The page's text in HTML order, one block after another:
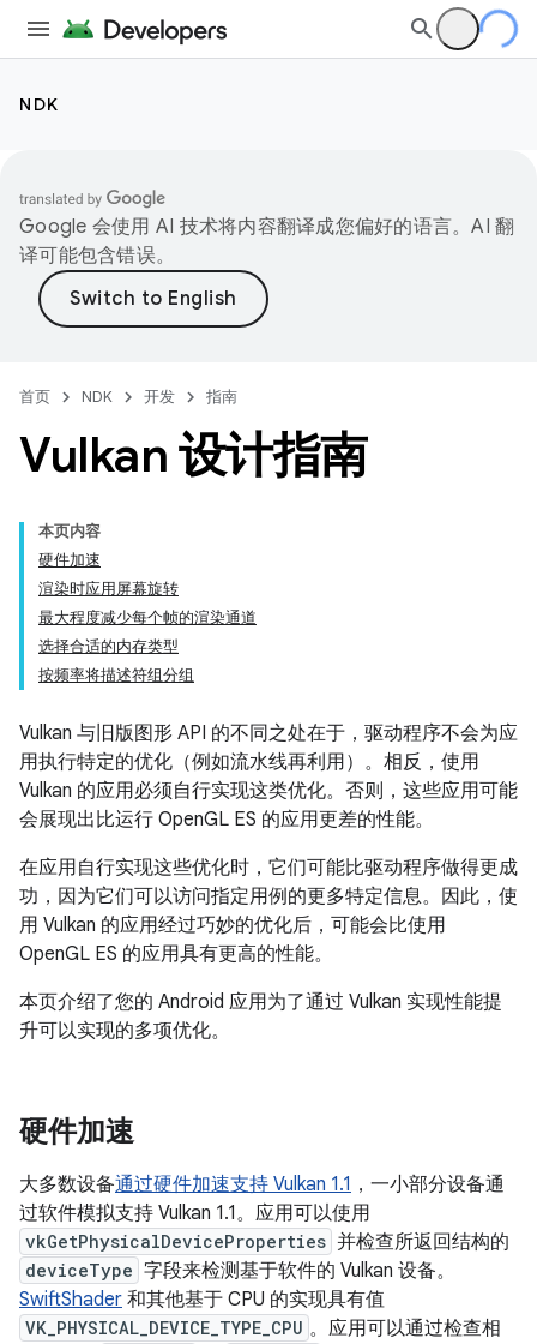
NDK
Google 会使用 AI 技术将内容翻译成您偏好的语言。AI 翻
译可能包含错误。
首页 NDK 开发 指南
Vulkan 设计指南
本页内容
硬件加速
渲染时应用屏幕旋转
最大程度减少每个帧的渲染通道
选择合适的内存类型
按频率将描述符组分组
Vulkan 与旧版图形 API 的不同之处在于，驱动程序不会为应
用执行特定的优化（例如流水线再利用）。相反，使用
Vulkan 的应用必须自行实现这类优化。否则，这些应用可能
会展现出比运行 OpenGL ES 的应用更差的性能。
在应用自行实现这些优化时，它们可能比驱动程序做得更成
功，因为它们可以访问指定用例的更多特定信息。因此，使
用 Vulkan 的应用经过巧妙的优化后，可能会比使用
OpenGL ES 的应用具有更高的性能。
本页介绍了您的 Android 应用为了通过 Vulkan 实现性能提
升可以实现的多项优化。
硬件加速
大多数设备通过硬件加速支持 Vulkan 1.1 ，一小部分设备通
过软件模拟支持 Vulkan 1.1。应用可以使用
vkGetPhysicalDeviceProperties 并检查所返回结构的
deviceType 字段来检测基于软件的 Vulkan 设备。
SwiftShader 和其他基于 CPU 的实现具有值
VK_PHYSICAL_DEVICE_TYPE_CPU 。应用可以通过检查相